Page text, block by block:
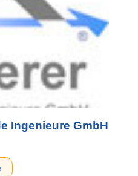
Ingenieure GmbH